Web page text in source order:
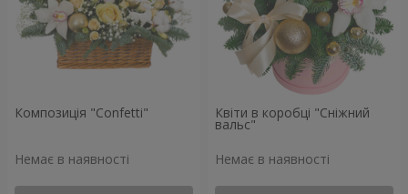
Композиція "Confetti"
Немає в наявності
Квіти в коробці "Сніжний
вальс"
Немає в наявності